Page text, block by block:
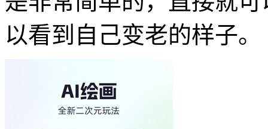
以看到自己变老的样子。